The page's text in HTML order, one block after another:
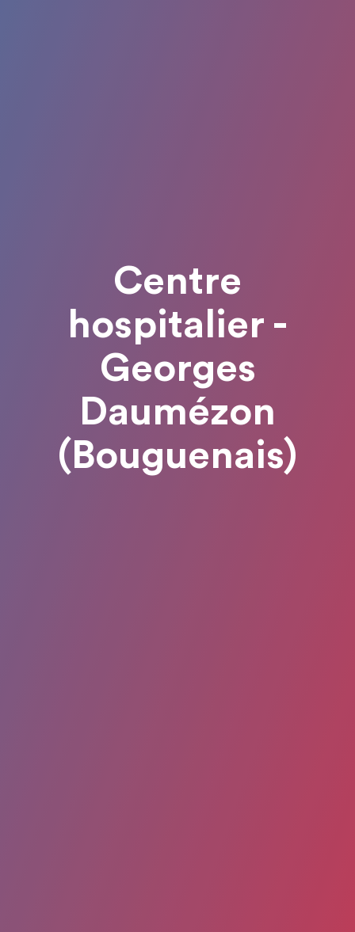
Centre
hospitalier -
Georges
Daumézon
(Bouguenais)